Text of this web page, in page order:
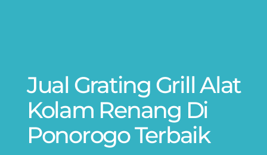
Jual Grating Grill Alat
Kolam Renang Di
Ponorogo Terbaik